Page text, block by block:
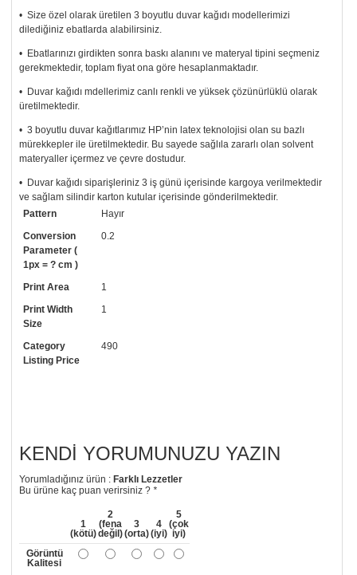
• Size özel olarak üretilen 3 boyutlu duvar kağıdı modellerimizi
dilediğiniz ebatlarda alabilirsiniz.
• Ebatlarınızı girdikten sonra baskı alanını ve materyal tipini seçmeniz
gerekmektedir, toplam fiyat ona göre hesaplanmaktadır.
• Duvar kağıdı mdellerimiz canlı renkli ve yüksek çözünürlüklü olarak
üretilmektedir.
• 3 boyutlu duvar kağıtlarımız HP’nin latex teknolojisi olan su bazlı
mürekkepler ile üretilmektedir. Bu sayede sağlıla zararlı olan solvent
materyaller içermez ve çevre dostudur.
• Duvar kağıdı siparişleriniz 3 iş günü içerisinde kargoya verilmektedir
ve sağlam silindir karton kutular içerisinde gönderilmektedir.
• Tutkalınız, siparişiniz ile birlikte ücretsiz olarak gönderilecektir.
Uygulaması standart duvar kağıdı ile aynıdır. Siparişiniz ile birlikte
uygulama kılavuzu da gönderilecektir.
• Resimli duvar kağıdı modelinizi siyah beyaz renklerde istiyorsanız bizi
arayıp talebinizi iletebilirsiniz.
• Görselde düzenleme yaptırmak istiyorsanız yine bize telefon
numaramızdan ulaşabilirsiniz.
Pattern
Hayır
Conversion
Parameter (
1px = ? cm )
0.2
Print Area
1
Print Width
Size
1
Category
Listing Price
490
KENDI YORUMUNUZU YAZIN
Yorumladığınız ürün :Farklı Lezzetler
Bu ürüne kaç puan verirsiniz ?*
1
(kötü)
2
(fena
değil)
3
(orta)
4
(iyi)
5
(çok
iyi)
Görüntü
Kalitesi